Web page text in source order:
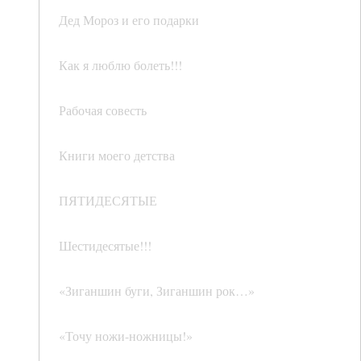
Дед Мороз и его подарки
Как я люблю болеть!!!
Рабочая совесть
Книги моего детства
ПЯТИДЕСЯТЫЕ
Шестидесятые!!!
«Зиганшин буги, Зиганшин рок…»
«Точу ножи-ножницы!»